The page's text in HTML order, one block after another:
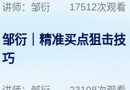
讲师：邹衍 17512次观看
邹衍｜精准买点狙击技
巧